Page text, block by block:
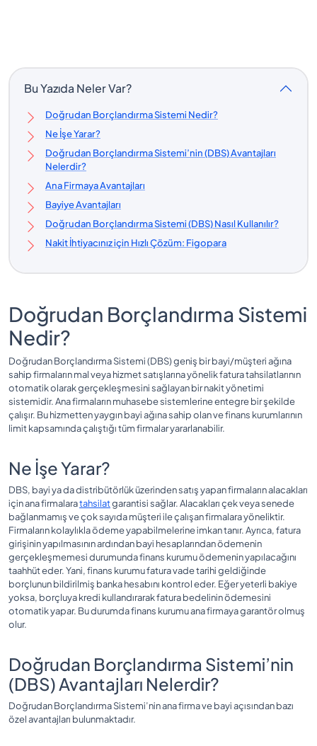
Bu Yazıda Neler Var?
Doğrudan Borçlandırma Sistemi Nedir?
Ne İşe Yarar?
Doğrudan Borçlandırma Sistemi’nin (DBS) Avantajları
Nelerdir?
Ana Firmaya Avantajları
Bayiye Avantajları
Doğrudan Borçlandırma Sistemi (DBS) Nasıl Kullanılır?
Nakit İhtiyacınız için Hızlı Çözüm: Figopara
Doğrudan Borçlandırma Sistemi
Nedir?
Doğrudan Borçlandırma Sistemi (DBS) geniş bir bayi/müşteri ağına
sahip firmaların mal veya hizmet satışlarına yönelik fatura tahsilatlarının
otomatik olarak gerçekleşmesini sağlayan bir nakit yönetimi
sistemidir. Ana firmaların muhasebe sistemlerine entegre bir şekilde
çalışır. Bu hizmetten yaygın bayi ağına sahip olan ve finans kurumlarının
limit kapsamında çalıştığı tüm firmalar yararlanabilir.
Ne İşe Yarar?
DBS, bayi ya da distribütörlük üzerinden satış yapan firmaların alacakları
için ana firmalaratahsilatgarantisi sağlar. Alacakları çek veya senede
bağlanmamış ve çok sayıda müşteri ile çalışan firmalara yöneliktir.
Firmaların kolaylıkla ödeme yapabilmelerine imkan tanır. Ayrıca, fatura
girişinin yapılmasının ardından bayi hesaplarından ödemenin
gerçekleşmemesi durumunda finans kurumu ödemenin yapılacağını
taahhüt eder. Yani, finans kurumu fatura vade tarihi geldiğinde
borçlunun bildirilmiş banka hesabını kontrol eder. Eğer yeterli bakiye
yoksa, borçluya kredi kullandırarak fatura bedelinin ödemesini
otomatik yapar. Bu durumda finans kurumu ana firmaya garantör olmuş
olur.
Doğrudan Borçlandırma Sistemi’nin
(DBS) Avantajları Nelerdir?
Doğrudan Borçlandırma Sistemi’nin ana firma ve bayi açısından bazı
özel avantajları bulunmaktadır.